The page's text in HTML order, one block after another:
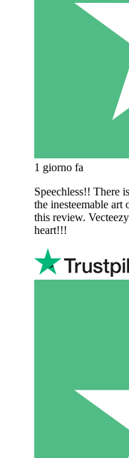
1 giorno fa
Speechless!! There
the inesteemable
this review.
heart!!!